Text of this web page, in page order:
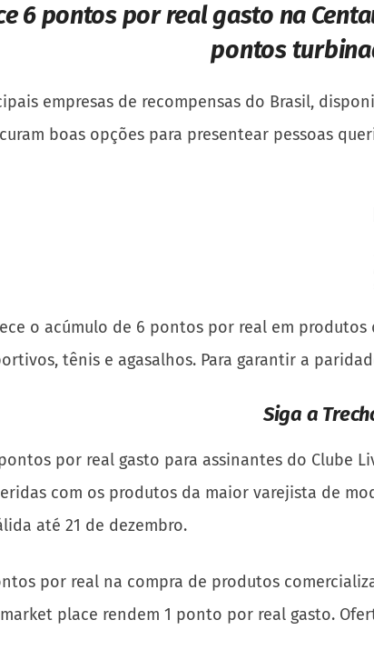
6 pontos por real gasto na
pontos
empresas de recompensas do Brasil,
boas opções para presentear pessoas
o acúmulo de 6 pontos por real em
tênis e agasalhos. Para garantir a
Siga a
por real gasto para assinantes do Clube
com os produtos da maior varejista de
até 21 de dezembro.
por real na compra de produtos
place rendem 1 ponto por real gasto.